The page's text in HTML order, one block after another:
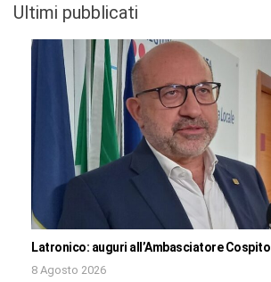
Ultimi pubblicati
Latronico: auguri all’Ambasciatore Cospito
8 Agosto 2026